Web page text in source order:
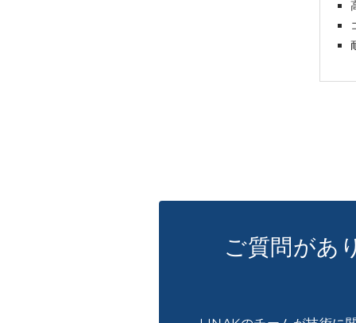
ご質問があ